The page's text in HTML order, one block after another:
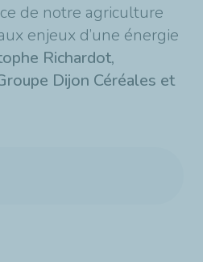
de notre agriculture
enjeux d’une énergie
Richardot,
Dijon Céréales et